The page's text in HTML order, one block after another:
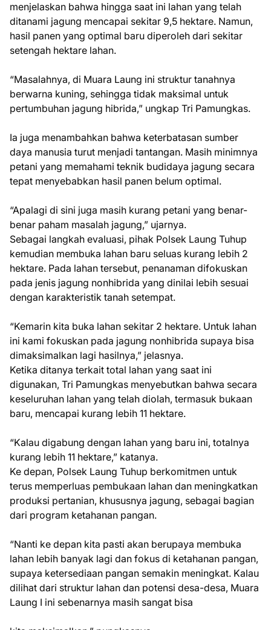
menjelaskan bahwa hingga saat ini lahan yang telah
ditanami jagung mencapai sekitar 9,5 hektare. Namun,
hasil panen yang optimal baru diperoleh dari sekitar
setengah hektare lahan.
“Masalahnya, di Muara Laung ini struktur tanahnya
berwarna kuning, sehingga tidak maksimal untuk
pertumbuhan jagung hibrida,” ungkap Tri Pamungkas.
Ia juga menambahkan bahwa keterbatasan sumber
daya manusia turut menjadi tantangan. Masih minimnya
petani yang memahami teknik budidaya jagung secara
tepat menyebabkan hasil panen belum optimal.
“Apalagi di sini juga masih kurang petani yang benar-
benar paham masalah jagung,” ujarnya.
Sebagai langkah evaluasi, pihak Polsek Laung Tuhup
kemudian membuka lahan baru seluas kurang lebih 2
hektare. Pada lahan tersebut, penanaman difokuskan
pada jenis jagung nonhibrida yang dinilai lebih sesuai
dengan karakteristik tanah setempat.
“Kemarin kita buka lahan sekitar 2 hektare. Untuk lahan
ini kami fokuskan pada jagung nonhibrida supaya bisa
dimaksimalkan lagi hasilnya,” jelasnya.
Ketika ditanya terkait total lahan yang saat ini
digunakan, Tri Pamungkas menyebutkan bahwa secara
keseluruhan lahan yang telah diolah, termasuk bukaan
baru, mencapai kurang lebih 11 hektare.
“Kalau digabung dengan lahan yang baru ini, totalnya
kurang lebih 11 hektare,” katanya.
Ke depan, Polsek Laung Tuhup berkomitmen untuk
terus memperluas pembukaan lahan dan meningkatkan
produksi pertanian, khususnya jagung, sebagai bagian
dari program ketahanan pangan.
“Nanti ke depan kita pasti akan berupaya membuka
lahan lebih banyak lagi dan fokus di ketahanan pangan,
supaya ketersediaan pangan semakin meningkat. Kalau
dilihat dari struktur lahan dan potensi desa-desa, Muara
Laung I ini sebenarnya masih sangat bisa